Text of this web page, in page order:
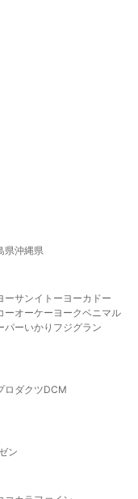
県沖縄県
ーサンイトーヨーカドー
ーオーケー ヨークベニマル
パーいかり フジグラン
ロダクツDCM
ン